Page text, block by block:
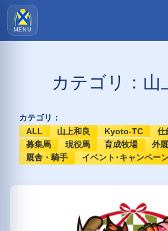
MENU
カテゴリ：山
カテゴリ：
ALL
山上和良 Kyoto-TC 仕
募集馬
現役馬 育成牧場 外厩
厩舎・騎手
イベント･キャンペー